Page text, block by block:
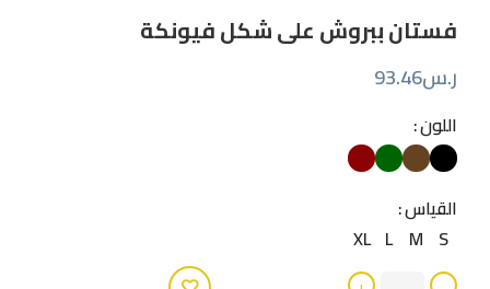
فستان ببروش على شكل فيونكة
ر.س93.46
اللون
القياس
S
M
L
XL